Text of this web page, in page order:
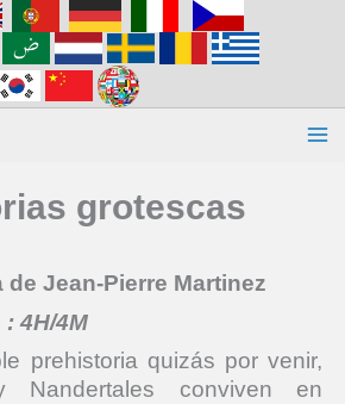
grotescas
de Jean-Pierre Martinez
: 4H/4M
prehistoria quizás por venir,
Nandertales conviven en